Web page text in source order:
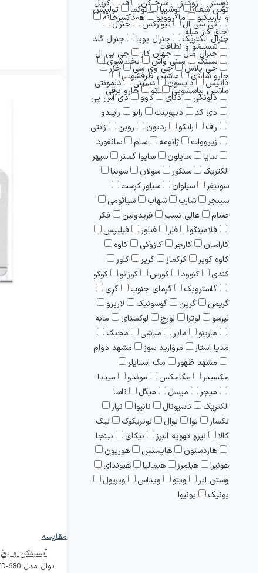
توستر
زودپز سرخ کن فر
گریل
و باربیکیو
ماکروویو
هودآشپزخانه
اجاق گاز مبله
شستشو و نظافت
سینک
مینی واش
بخار شوی
جارو شارژی
ماشین ظرفشویی
ماشین لباسشویی
اتو جارو برقی
توس شعله
توشیبا توکما
تولیپس
تی سی ال
تیوارکس
جنرال
جنرال الکتریک
جنرال پویا
جنرال گلد
جنرال مال
جهان کار
جی بی ال
جی پلاس
جی وی سی
خزر
داتیس
دایسون دسینی
دلمونتی
دلونگی
دنای دوو
دی اس پی
دی کد
دیپوینت رابو
راپیدو
راف
رانکو ردتون روبن
زانتی
زیرووات
ژانومه سام
سانفورد
سایا
سایلون سایوا گستر
سپهر
الکتریک
سنکور سولان
سونيا
سونیفر
سیلوان
سیلور کرست
سینجر
شارپ شهاب
شیائومی
صنام
عالی نسب فریدولین
فکر
فلامینگو
فلر فیلور
فیلیپس
کاراسان
کارچر کازوکی
کاوه
کاوه کویر
کرکماز کریر
کلور
کندی
کنوود کورس کوزانو
کوکو
گاستروبک
گرمای جنوب
گری
گریمن
گرین گوسونيک
لاریزو
لپرسو
لوترا لورچ لوکستای
مابه
مارینو
مایر مباشی
مجیک
مدیا استار
مروارید سوز
مشهد دوام
مشهد ظهور
مک استایلر
مکسیدر
مگامکس موندو
ميديا
میجر
میسل میگل
ناسا
الکتریک
ناسیونال نانیوا
نپار
نکسار
نوا نوال نوتریکوک
نيک
کالا
نیرو تهویه البرز نیکای
نینجا
هاردستون
هایسنس
هوریون
هونیرا
هیلمرز هیمالیا
هیوندای
وستن ایر
ویتو ویداس
ویرپول
یونیک
یونیوا
مقایسه
آبسردکن و یخ
نوال مدل Newal WTD-680